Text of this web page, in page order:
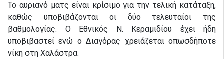
Το αυριανό ματς είναι κρίσιμο για την τελική κατάταξη,
καθώς υποβιβάζονται οι δύο τελευταίοι της
βαθμολογίας. Ο Εθνικός Ν. Κεραμιδίου έχει ήδη
υποβιβαστεί ενώ ο Διαγόρας χρειάζεται οπωσδήποτε
νίκη στη Χαλάστρα.